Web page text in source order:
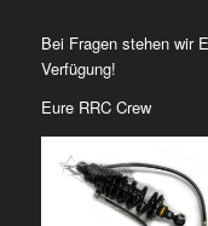
Bei Fragen stehen wir
Verfügung!
Eure RRC Crew